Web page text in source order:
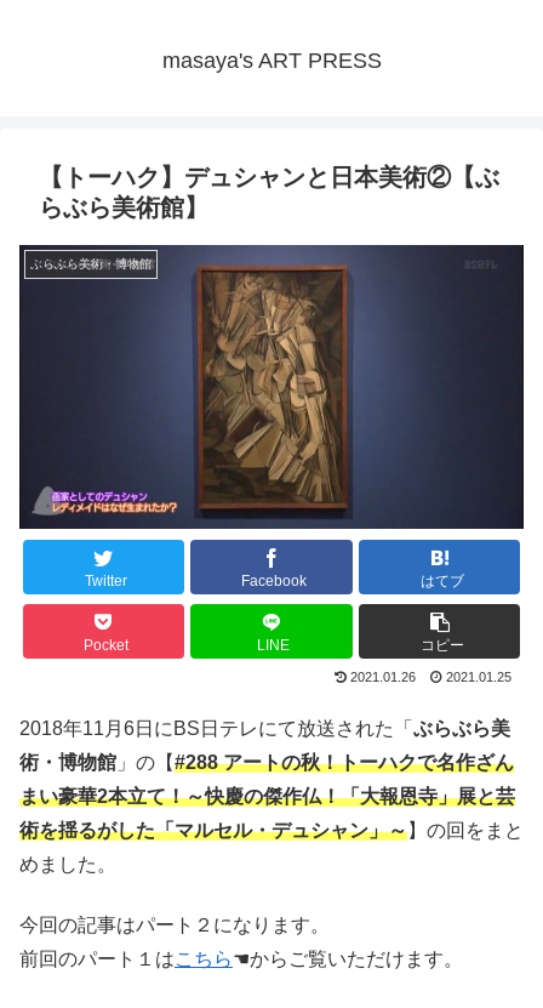
masaya's ART PRESS
【トーハク】デュシャンと日本美術②【ぶ
らぶら美術館】
ぶらぶら美術・博物館
Twitter Facebook はてブ
Pocket LINE コピー
2021.01.26 2021.01.25
2018年11月6日にBS日テレにて放送された「 ぶらぶら美
術・博物館 」の【#288 アートの秋！トーハクで名作ざん
まい豪華2本立て！～快慶の傑作仏！「大報恩寺」展と芸
術を揺るがした「マルセル・デュシャン」～】の回をまと
めました。
今回の記事はパート２になります。
前回のパート１はこちら☚からご覧いただけます。